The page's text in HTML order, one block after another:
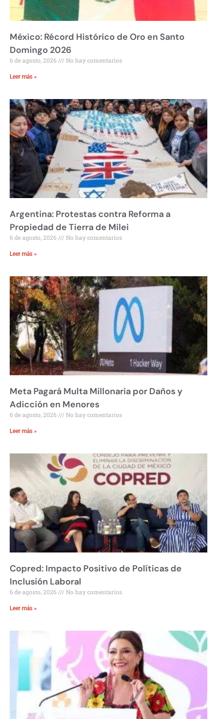
México: Récord Histórico de Oro en Santo
Domingo 2026
6 de agosto, 2026 No hay comentarios
Leer más »
Argentina: Protestas contra Reforma a
Propiedad de Tierra de Milei
6 de agosto, 2026 No hay comentarios
Leer más »
Meta Pagará Multa Millonaria por Daños y
Adicción en Menores
6 de agosto, 2026 No hay comentarios
Leer más »
Copred: Impacto Positivo de Políticas de
Inclusión Laboral
6 de agosto, 2026 No hay comentarios
Leer más »